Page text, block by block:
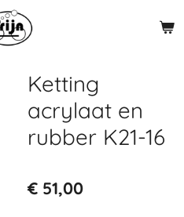
Ketting
acrylaat en
rubber K21-16
€ 51,00